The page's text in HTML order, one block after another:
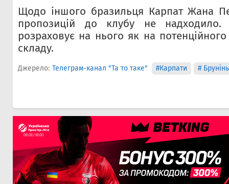
Щодо іншого бразильця Карпат Жана
пропозицій до клубу не
розраховує на нього як на
складу.
Джерело: Телеграм-канал "Та то таке" #Карпати #